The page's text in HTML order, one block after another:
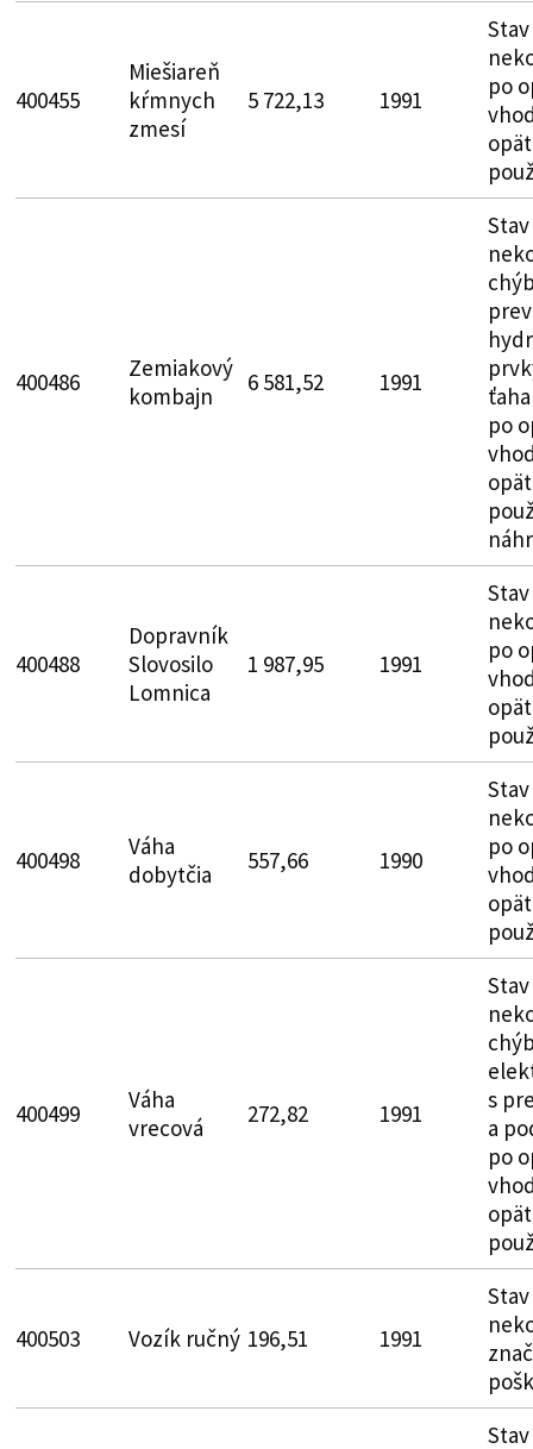
400455
Miešiareň
kŕmnych
zmesí
5 722,13 1991
Stav
po
400486
Zemiakový
kombajn
6 581,52 1991
Stav
po
400488
Dopravník
Slovosilo
Lomnica
1 987,95 1991
Stav
po
400498
Váha
dobytčia
557,66 1990
Stav
po
400499
Váha
vrecová
272,82 1991
Stav
s
a
po
400503 Vozík ručný 196,51 1991
Stav
Stav